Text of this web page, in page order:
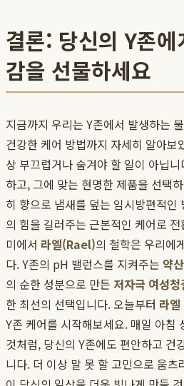
결론: 당신의 Y존
감을 선물하세요
지금까지 우리는 Y존에서 발생하는
건강한 케어 방법까지 자세히 알아보
상 부끄럽거나 숨겨야 할 일이 아닙
하고, 그에 맞는 현명한 제품을 선택
히 향으로 냄새를 덮는 임시방편적인
의 힘을 길러주는 근본적인 케어로
미에서 라엘(Rael)의 철학은 우리에
다. Y존의 pH 밸런스를 지켜주는 약
의 순한 성분으로 만든 저자극 여성청
한 최선의 선택입니다. 오늘부터 라엘
Y존 케어를 시작해보세요. 매일 아침
것처럼, 당신의 Y존에도 편안하고 건
니다. 더 이상 말 못 할 고민으로 움츠